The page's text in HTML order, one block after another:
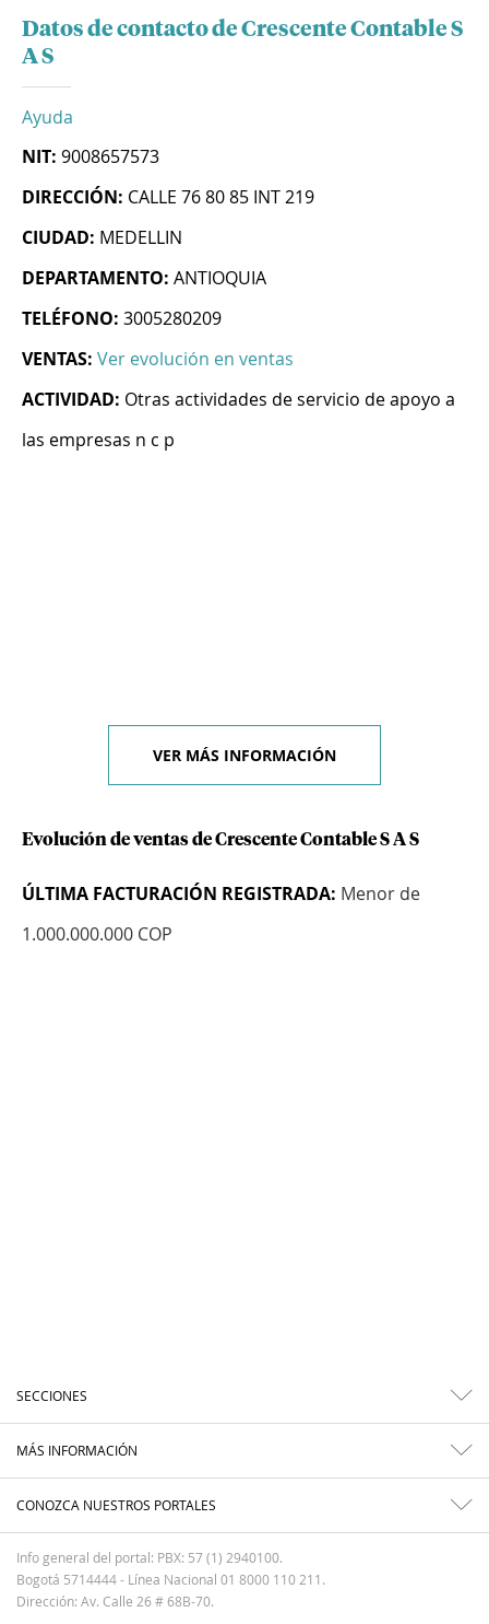
Datos de contacto de Crescente Contable S
A S
Ayuda
NIT: 9008657573
DIRECCIÓN: CALLE 76 80 85 INT 219
CIUDAD: MEDELLIN
DEPARTAMENTO: ANTIOQUIA
TELÉFONO: 3005280209
VENTAS: Ver evolución en ventas
ACTIVIDAD: Otras actividades de servicio de apoyo a
las empresas n c p
VER MÁS INFORMACIÓN
Evolución de ventas de Crescente Contable S A S
ÚLTIMA FACTURACIÓN REGISTRADA: Menor de
1.000.000.000 COP
SECCIONES
MÁS INFORMACIÓN
CONOZCA NUESTROS PORTALES
Info general del portal: PBX: 57 (1) 2940100.
Bogotá 5714444 - Línea Nacional 01 8000 110 211.
Dirección: Av. Calle 26 # 68B-70.